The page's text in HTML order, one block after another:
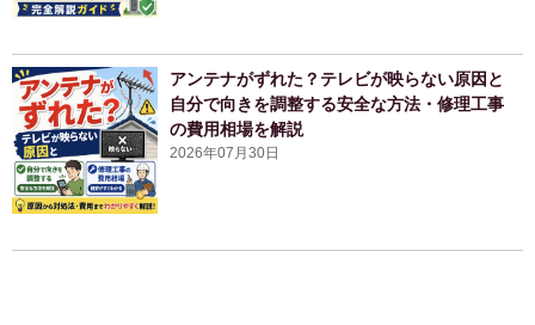
アンテナがずれた？テレビが映らない原因と
自分で向きを調整する安全な方法・修理工事
の費用相場を解説
2026年07月30日